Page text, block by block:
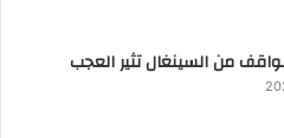
من السينغال تثير العجب